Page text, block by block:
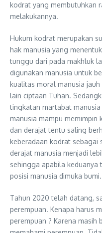
kodrat yang membutuhkan
melakukannya.
Hukum kodrat merupakan
hak manusia yang
tunggu dari pada makhluk
digunakan manusia untuk
kualitas moral manusia
lain ciptaan Tuhan.
tingkatan martabat
manusia mampu memimpin
dan derajat tentu saling
keberadaan kodrat sebagai
derajat manusia menjadi
sehingga apabila keduanya
posisi manusia dimuka bumi.
Tahun 2020 telah datang,
perempuan. Kenapa harus
perempuan ? Karena masih